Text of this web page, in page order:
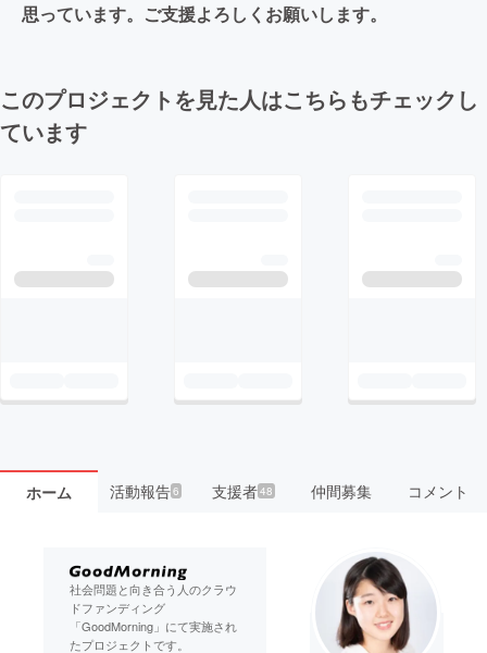
思っています。ご支援よろしくお願いします。
このプロジェクトを見た人はこちらもチェックし
ています
ホーム 活動報告6 支援者48 仲間募集 コメント
社会問題と向き合う人のクラウ
ドファンディング
「GoodMorning」にて実施され
たプロジェクトです。